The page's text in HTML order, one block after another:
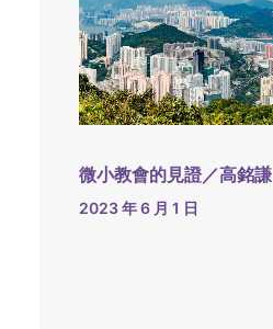
微小教會的見證／高銘謙
2023 年 6 月 1 日